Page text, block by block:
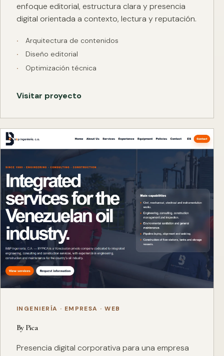
enfoque editorial, estructura clara y presencia
digital orientada a contexto, lectura y reputación.
Arquitectura de contenidos
Diseño editorial
Optimización técnica
Visitar proyecto
INGENIERÍA · EMPRESA · WEB
By Pica
Presencia digital corporativa para una empresa